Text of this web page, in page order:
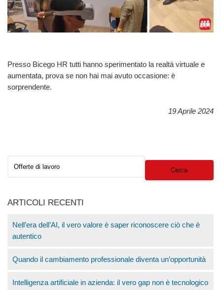
Presso Bicego HR tutti hanno sperimentato la realtà virtuale e
aumentata, prova se non hai mai avuto occasione: è
sorprendente.
19 Aprile 2024
ARTICOLI RECENTI
Nell’era dell’AI, il vero valore è saper riconoscere ciò che è
autentico
Quando il cambiamento professionale diventa un’opportunità
Intelligenza artificiale in azienda: il vero gap non è tecnologico